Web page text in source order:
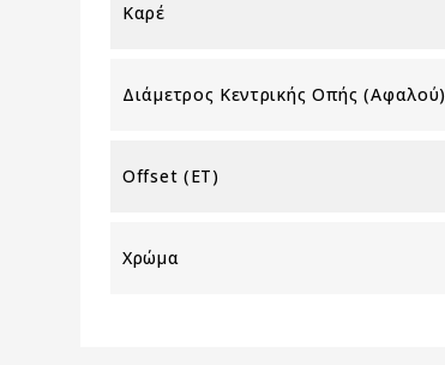
Καρέ
Διάμετρος Κεντρικής Οπής (αφαλού)
Offset (ET)
Χρώμα